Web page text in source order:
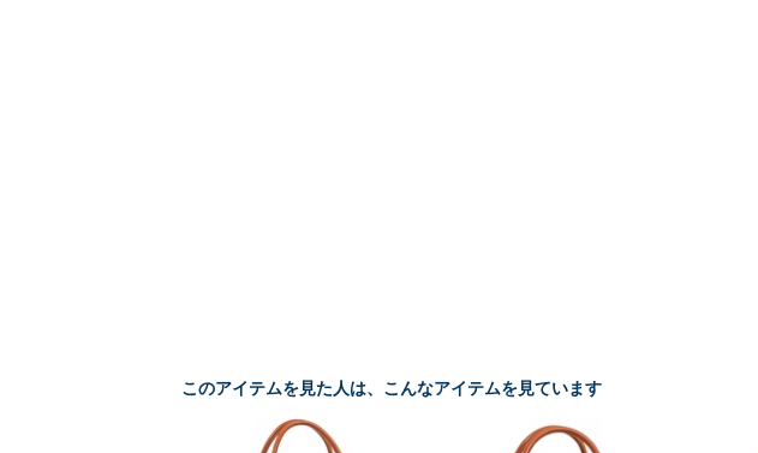
このアイテムを見た人は、こんなアイテムを見ています